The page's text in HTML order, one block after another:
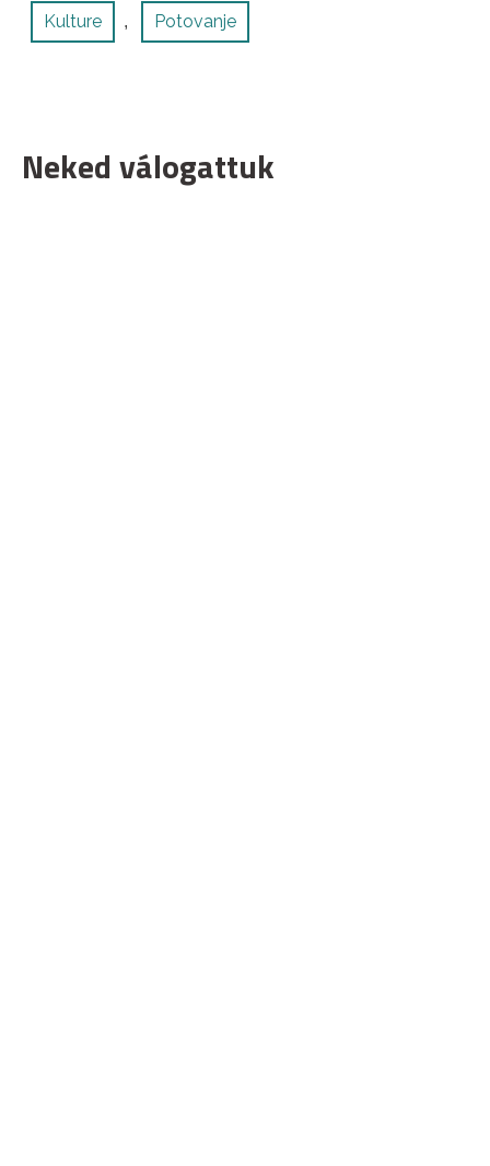
Kulture , Potovanje
Neked válogattuk